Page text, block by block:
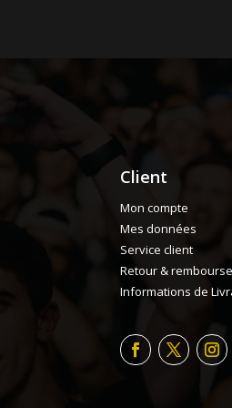
Client
Mon compte
Mes données
Service client
Retour &
Informations de